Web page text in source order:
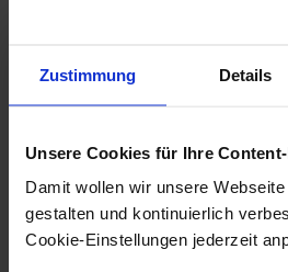
Zustimmung Details
Unsere Cookies für Ihre
Damit wollen wir unsere
gestalten und kontinuierlich
Cookie-Einstellungen jederzeit
Die Paginierung konfigurieren
Dialog: